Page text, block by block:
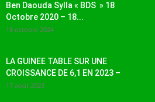
Ben Daouda Sylla « BDS » 18
Octobre 2020 – 18...
18 octobre 2024
LA GUINEE TABLE SUR UNE
CROISSANCE DE 6,1 EN 2023 –
17 août 2023